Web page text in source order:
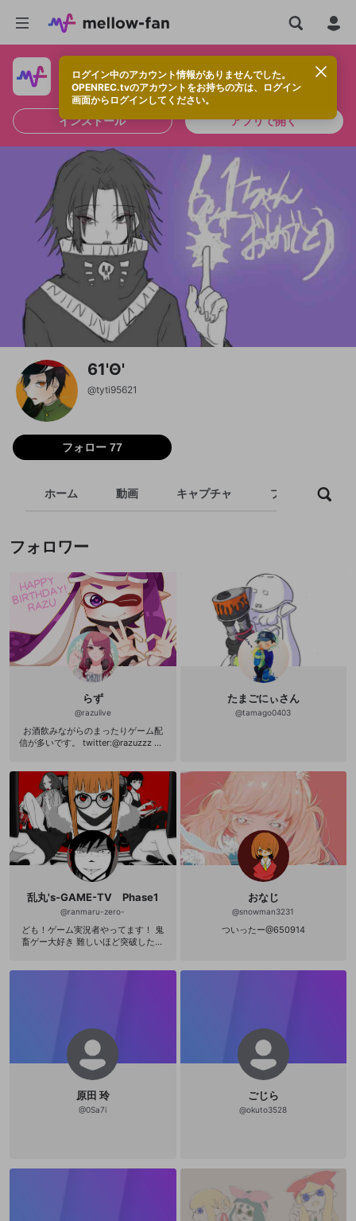
ログイン中のアカウント情報がありませんでした。
OPENREC.tvのアカウントをお持ちの方は、ログイン
画面からログインしてください。
快適に視聴するなら、アプリをインストールしよう！
インストール アプリで開く
61'Θ'
@tyti95621
フォロー 77
ホーム 動画 キャプチャ プレイリスト
フォロワー
らず
@razulive
お酒飲みながらのまったりゲーム配
信が多いです。 twitter:@razuzzz htt
たまごにぃさん
@tamago0403
乱丸's-GAME-TV Phase1
@ranmaru-zero-
ども！ゲーム実況者やってます！ 鬼
畜ゲー大好き 難しいほど突破した時
るので見かけたら宜しく！) スマホゲ
ーでは主に オルサガ、プリコネにい
ます。 各スマホゲーでは皆仲良くさ
せてもらってます。 ありがとうござ
避けられん！) スタッフメンバー ま
こちゃん ふたばーん ダークネイビー
にそのゲームの面白さを動画投稿で
おなじ
@snowman3231
ついったー@650914
原田 玲
@0Sa7i
ごじら
@okuto3528